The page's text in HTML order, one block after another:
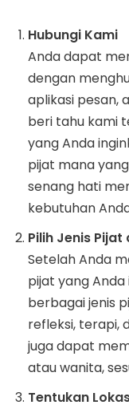
Hubungi Kami
Anda dapat
dengan
aplikasi pesan,
beri tahu kami
yang Anda
pijat mana
senang hati
kebutuhan
Pilih Jenis
Setelah Anda
pijat yang
berbagai jenis
refleksi, terapi,
juga dapat
atau wanita,
Tentukan